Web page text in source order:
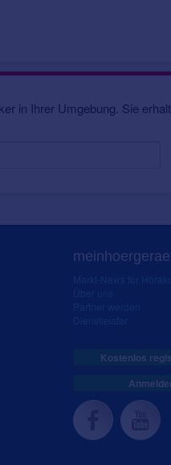
in Ihrer Umgebung. Sie
Kostenlos